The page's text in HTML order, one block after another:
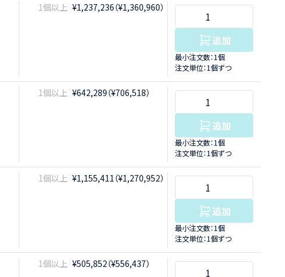
1個以上 ¥1,237,236（¥1,360,960）
追加
最小注文数：1個
注文単位：1個ずつ
1個以上 ¥642,289（¥706,518）
追加
最小注文数：1個
注文単位：1個ずつ
1個以上 ¥1,155,411（¥1,270,952）
追加
最小注文数：1個
注文単位：1個ずつ
1個以上 ¥505,852（¥556,437）